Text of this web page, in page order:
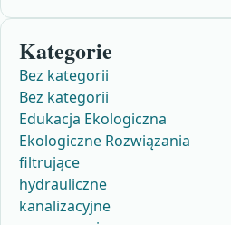
Kategorie
Bez kategorii
Bez kategorii
Edukacja Ekologiczna
Ekologiczne Rozwiązania
filtrujące
hydrauliczne
kanalizacyjne